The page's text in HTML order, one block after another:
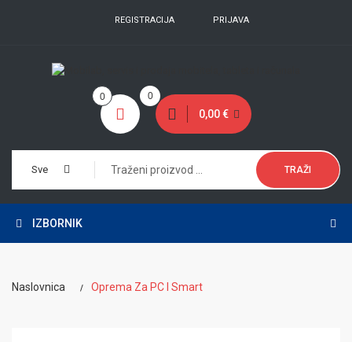
REGISTRACIJA PRIJAVA
0
0,00 €
0
Sve TRAŽI
IZBORNIK
Naslovnica Oprema Za PC I Smart